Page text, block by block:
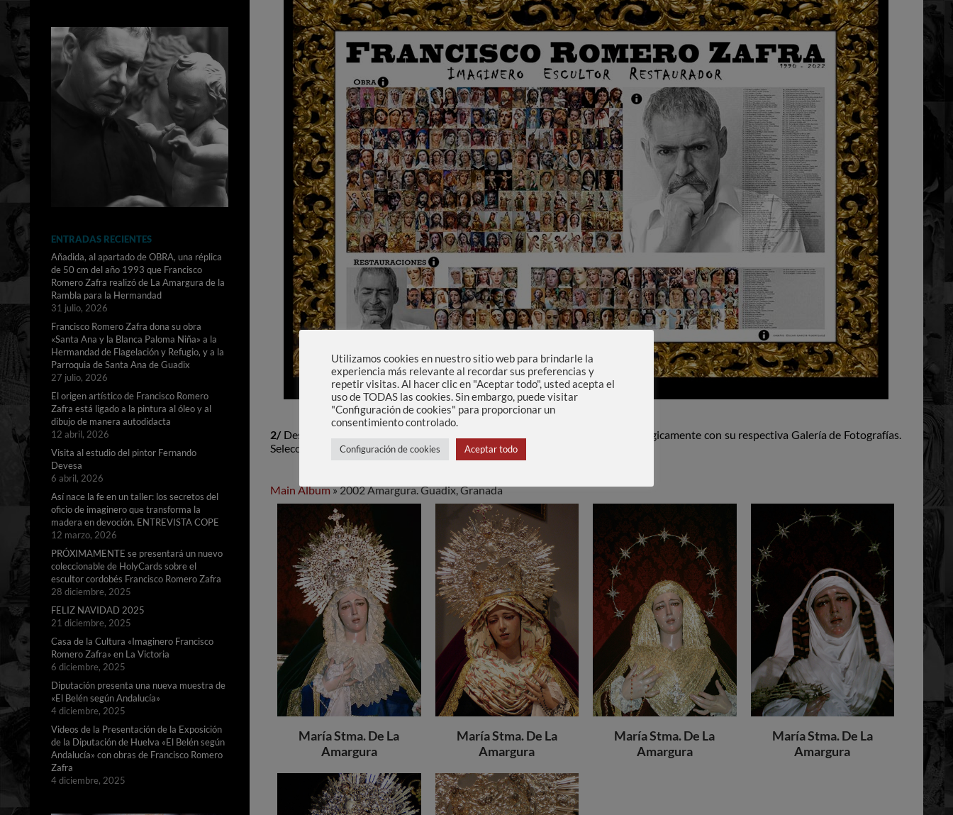
2/ Desde estos álbumes donde se muestran todas las obras realizadas cronológicamente con su respectiva Galería de Fotografías.
Seleccione una obra para visualizar las fotografías con más detalle.
Main Album» 2002 Amargura. Guadix, Granada
María Stma. De La
Amargura
María Stma. De La
Amargura
María Stma. De La
Amargura
María Stma. De La
Amargura
ENTRADAS RECIENTES
Añadida, al apartado de OBRA, una réplica
de 50 cm del año 1993 que Francisco
Romero Zafra realizó de La Amargura de la
Rambla para la Hermandad
31 julio, 2026
Francisco Romero Zafra dona su obra
«Santa Ana y la Blanca Paloma Niña» a la
Hermandad de Flagelación y Refugio, y a la
Parroquia de Santa Ana de Guadix
27 julio, 2026
El origen artístico de Francisco Romero
Zafra está ligado a la pintura al óleo y al
dibujo de manera autodidacta
12 abril, 2026
Visita al estudio del pintor Fernando
Devesa
6 abril, 2026
Así nace la fe en un taller: los secretos del
oficio de imaginero que transforma la
madera en devoción. ENTREVISTA COPE
12 marzo, 2026
PRÓXIMAMENTE se presentará un nuevo
coleccionable de HolyCards sobre el
escultor cordobés Francisco Romero Zafra
28 diciembre, 2025
FELIZ NAVIDAD 2025
21 diciembre, 2025
Casa de la Cultura «Imaginero Francisco
Romero Zafra» en La Victoria
6 diciembre, 2025
Diputación presenta una nueva muestra de
«El Belén según Andalucía»
4 diciembre, 2025
Videos de la Presentación de la Exposición
de la Diputación de Huelva «El Belén según
Andalucía» con obras de Francisco Romero
Zafra
4 diciembre, 2025
Utilizamos cookies en nuestro sitio web para brindarle la
experiencia más relevante al recordar sus preferencias y
repetir visitas. Al hacer clic en "Aceptar todo", usted acepta el
uso de TODAS las cookies. Sin embargo, puede visitar
"Configuración de cookies" para proporcionar un
consentimiento controlado.
Configuración de cookies Aceptar todo